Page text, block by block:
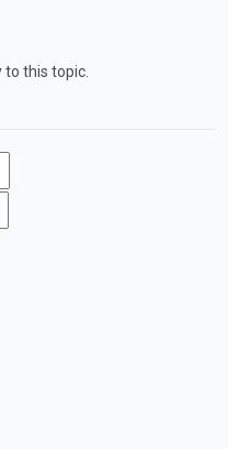
this topic.